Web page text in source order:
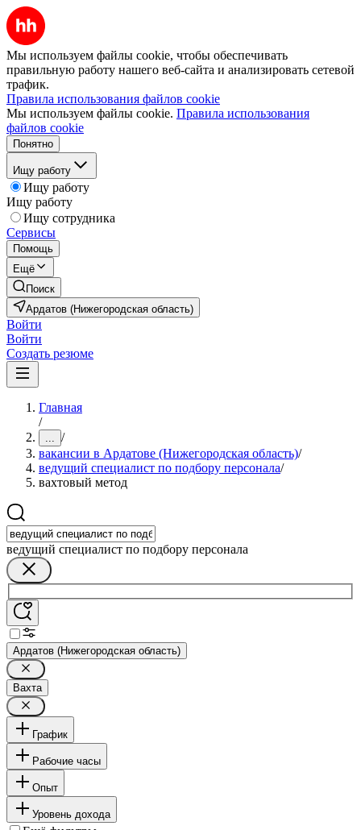
Мы используем файлы cookie, чтобы обеспечивать
правильную работу нашего веб-сайта и анализировать сетевой
трафик.
Правила использования файлов cookie
Мы используем файлы cookie. Правила использования
файлов cookie
Понятно
Ищу работу
Ищу работу
Ищу работу
Ищу сотрудника
Сервисы
Помощь
Ещё
Поиск
Ардатов (Нижегородская область)
Войти
Войти
Создать резюме
Главная
/
... /
вакансии в Ардатове (Нижегородская область)/
ведущий специалист по подбору персонала/
вахтовый метод
ведущий специалист по подбору персонала
Ардатов (Нижегородская область)
Вахта
График
Рабочие часы
Опыт
Уровень дохода